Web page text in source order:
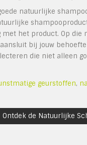
natuurlijke
het product. Op die
bij jouw
die niet alleen
geurstoffen,
Ontdek de Natuurlijke